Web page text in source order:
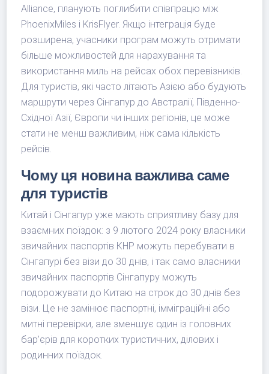
Alliance, планують поглибити співпрацю між
PhoenixMiles і KrisFlyer. Якщо інтеграція буде
розширена, учасники програм можуть отримати
більше можливостей для нарахування та
використання миль на рейсах обох перевізників.
Для туристів, які часто літають Азією або будують
маршрути через Сінгапур до Австралії, Південно-
Східної Азії, Європи чи інших регіонів, це може
стати не менш важливим, ніж сама кількість
рейсів.
Чому ця новина важлива саме
для туристів
Китай і Сінгапур уже мають сприятливу базу для
взаємних поїздок: з 9 лютого 2024 року власники
звичайних паспортів КНР можуть перебувати в
Сінгапурі без візи до 30 днів, і так само власники
звичайних паспортів Сінгапуру можуть
подорожувати до Китаю на строк до 30 днів без
візи. Це не замінює паспортні, імміграційні або
митні перевірки, але зменшує один із головних
бар’єрів для коротких туристичних, ділових і
родинних поїздок.